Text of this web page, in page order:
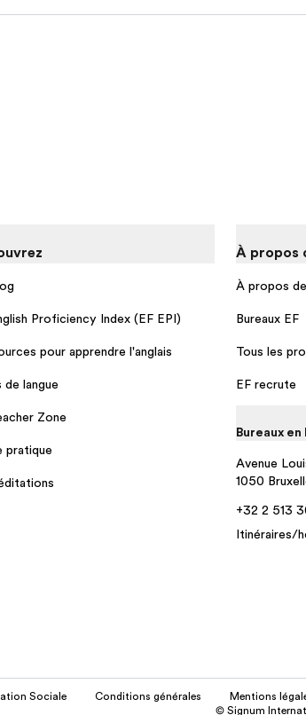
Proficiency Index (EF EPI)
pour apprendre l'anglais
de langue
Zone
pratique
À propos
À propos
Bureaux EF
Tous les
EF recrute
Bureaux
Avenue
1050
+32 2 513
Itinéraires/
Sociale Conditions générales Mentions
© Signum